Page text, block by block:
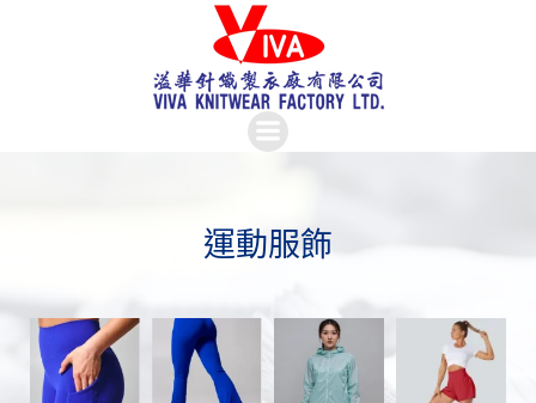
Skip
to
content
運動服飾